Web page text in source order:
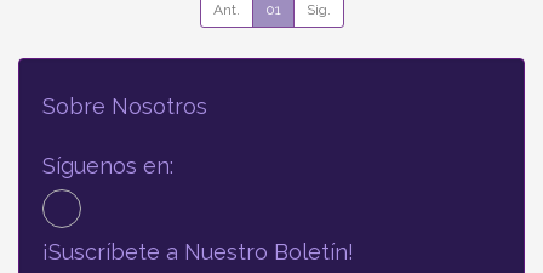
Ant. 01 Sig.
Sobre Nosotros
Síguenos en:
¡Suscríbete a Nuestro Boletín!